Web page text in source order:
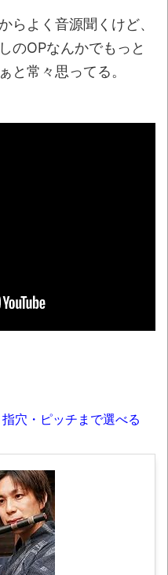
ーパー堀大輔さん、
誹謗中傷され配信中に
子どもが我慢に我慢
バグが発生「丸裸に
日の新着CGまとめ
トロゲーム協会がゲー
いて問題提起 他
時間睡眠だろうがど
か
よく音源聞くけど、
のOPなんかでもっと
と常々思ってる。
穴・ピッチまで選べる